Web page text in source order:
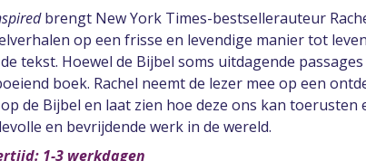
brengt New York Times-bestsellerauteur
op een frisse en levendige manier tot
tekst. Hoewel de Bijbel soms uitdagende
boek. Rachel neemt de lezer mee op een
de Bijbel en laat zien hoe deze ons kan toerusten
en bevrijdende werk in de wereld.
1-3 werkdagen